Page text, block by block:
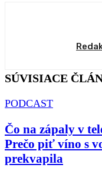
SÚVISIACE
PODCAST
Čo na zápaly v
Prečo piť víno s
prekvapila